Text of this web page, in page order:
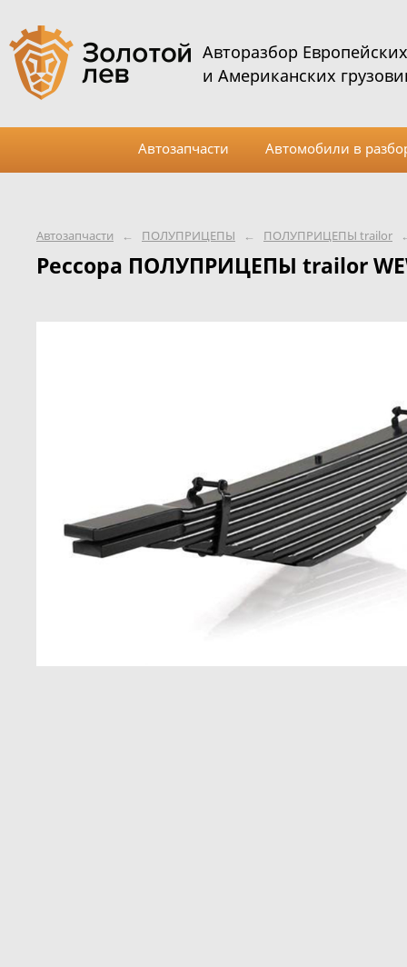
Автозапчасти ← ПОЛУПРИЦЕПЫ ← ПОЛУПРИЦЕПЫ trailor
Рессора ПОЛУПРИЦЕПЫ trailor
Авторазбор Европейских
и Американских
Автозапчасти Автомобили в